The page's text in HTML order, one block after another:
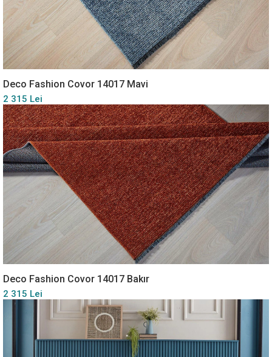
Deco Fashion Covor 14017 Mavi
2 315 Lei
Deco Fashion Covor 14017 Bakır
2 315 Lei